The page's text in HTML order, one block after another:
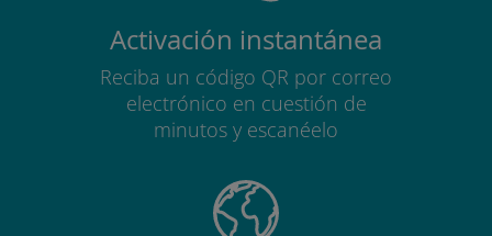
Activación instantánea
Reciba un código QR por correo
electrónico en cuestión de
minutos y escanéelo